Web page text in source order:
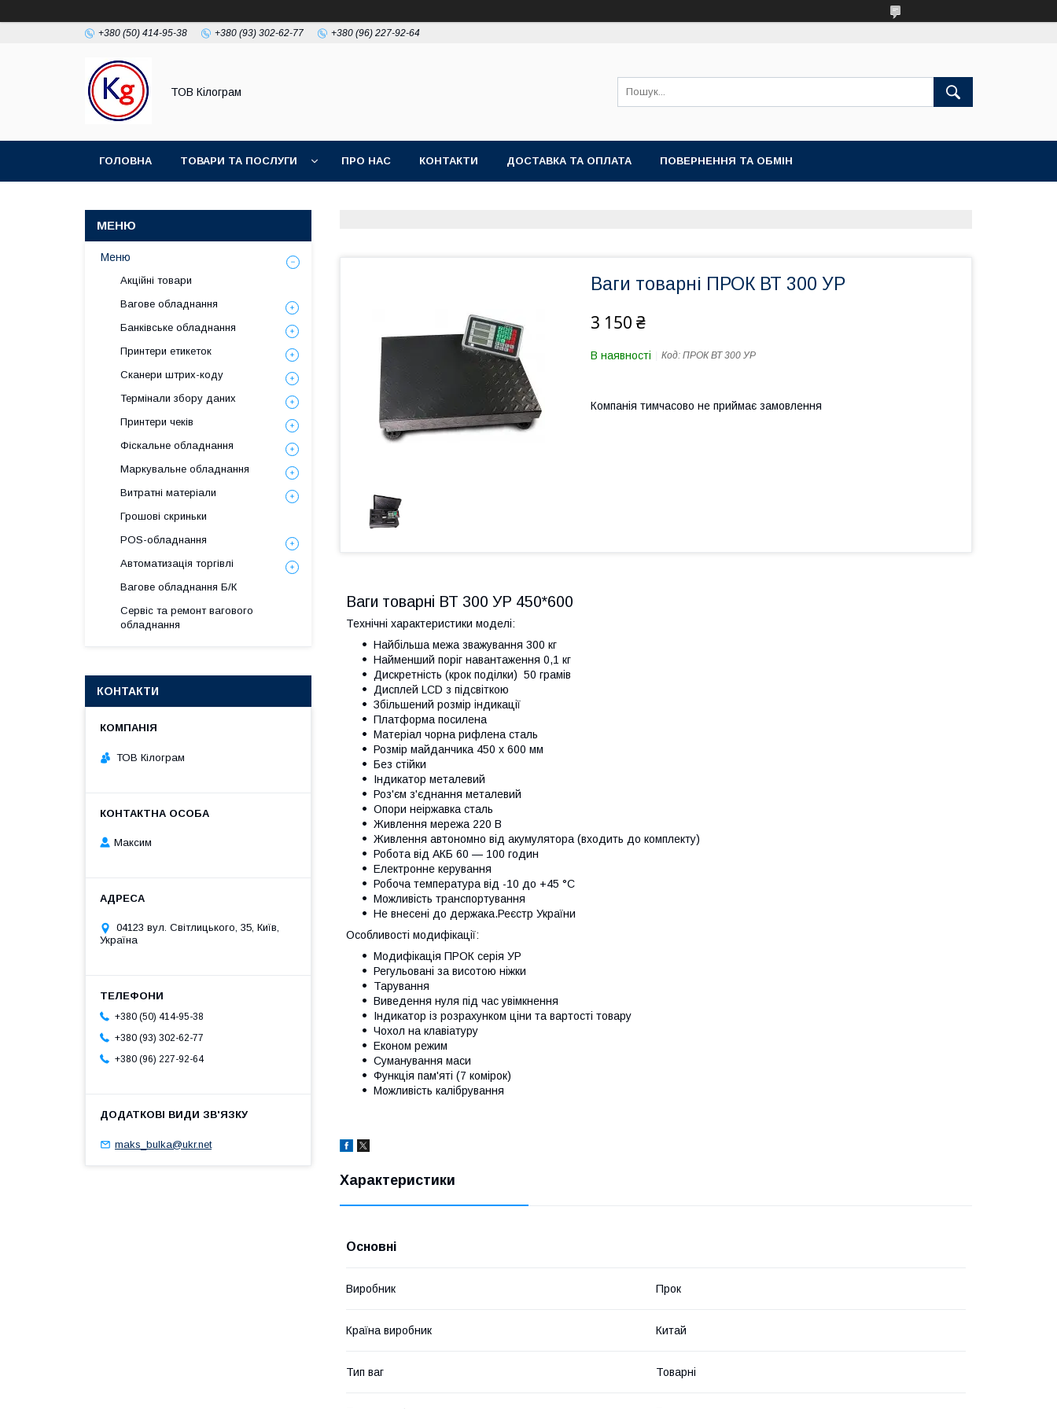
+380 (50) 414-95-38 +380 (93) 302-62-77 +380 (96) 227-92-64
ТОВ Кілограм
ГОЛОВНА ТОВАРИ ТА ПОСЛУГИ ПРО НАС КОНТАКТИ ДОСТАВКА ТА ОПЛАТА ПОВЕРНЕННЯ ТА ОБМІН
Ваги товарні ПРОК ВТ 300 УР
3 150 ₴
В наявності Код: ПРОК ВТ 300 УР
Компанія тимчасово не приймає замовлення
Ваги товарні ВТ 300 УР 450*600
Технічні характеристики моделі:
Найбільша межа зважування 300 кг
Найменший поріг навантаження 0,1 кг
Дискретність (крок поділки) 50 грамів
Дисплей LCD з підсвіткою
Збільшений розмір індикації
Платформа посилена
Матеріал чорна рифлена сталь
Розмір майданчика 450 х 600 мм
Без стійки
Індикатор металевий
Роз'єм з'єднання металевий
Опори неіржавка сталь
Живлення мережа 220 В
Живлення автономно від акумулятора (входить до комплекту)
Робота від АКБ 60 — 100 годин
Електронне керування
Робоча температура від -10 до +45 °C
Можливість транспортування
Не внесені до держака.Реєстр України
Особливості модифікації:
Модифікація ПРОК серія УР
Регульовані за висотою ніжки
Тарування
Виведення нуля під час увімкнення
Індикатор із розрахунком ціни та вартості товару
Чохол на клавіатуру
Економ режим
Суманування маси
Функція пам'яті (7 комірок)
Можливість калібрування
Характеристики
Основні
Виробник Прок
Країна виробник Китай
Тип ваг Товарні
Меню
Акційні товари
Вагове обладнання
Банківське обладнання
Принтери етикеток
Сканери штрих-коду
Термінали збору даних
Принтери чеків
Фіскальне обладнання
Маркувальне обладнання
Витратні матеріали
Грошові скриньки
POS-обладнання
Автоматизація торгівлі
Вагове обладнання Б/К
Сервіс та ремонт вагового
обладнання
КОНТАКТИ
ТОВ Кілограм
Максим
04123 вул. Світлицького, 35, Київ,
Україна
+380 (50) 414-95-38
+380 (93) 302-62-77
+380 (96) 227-92-64
maks_bulka@ukr.net